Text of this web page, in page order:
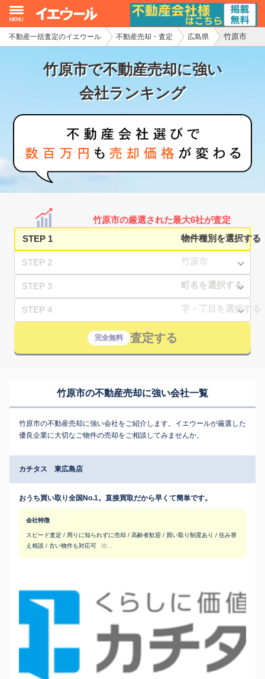
不動産一括査定のイエウール 不動産売却・査定 広島県 竹原市
竹原市で不動産売却に強い
会社ランキング
竹原市の厳選された最大6社が査定
STEP 1
STEP 2
STEP 3
STEP 4
完全無料 査定する
竹原市の不動産売却に強い会社一覧
竹原市の不動産売却に強い会社をご紹介します。イエウールが厳選した
優良企業に大切なご物件の売却をご相談してみませんか。
カチタス 東広島店
おうち買い取り全国No.1。直接買取だから早くて簡単です。
会社特徴
スピード査定 / 周りに知られずに売却 / 高齢者歓迎 / 買い取り制度あり / 住み替
え相談 / 古い物件も対応可
他...
イエウール加盟希望の不動産会社様
初めての方へ
不動産の売却・一括査定
家査定シミュレーター
お問い合わせ